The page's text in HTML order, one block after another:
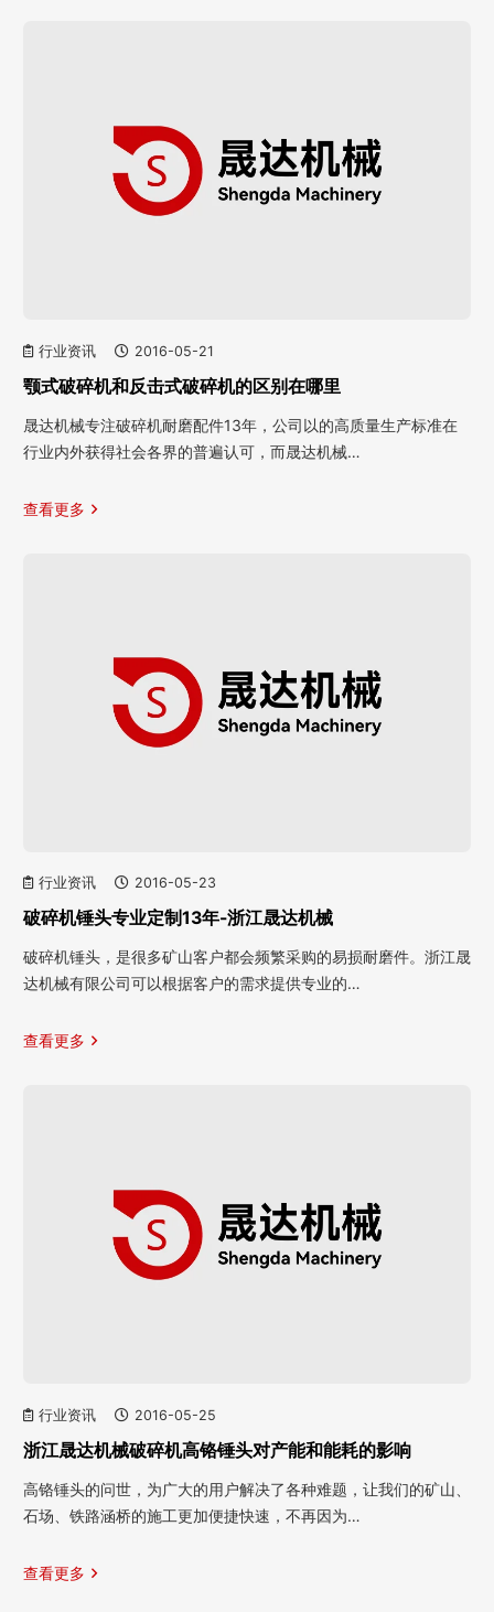
行业资讯 2016-05-21
颚式破碎机和反击式破碎机的区别在哪里
晟达机械专注破碎机耐磨配件13年，公司以的高质量生产标准在
行业内外获得社会各界的普遍认可，而晟达机械…
查看更多
行业资讯 2016-05-23
破碎机锤头专业定制13年-浙江晟达机械
破碎机锤头，是很多矿山客户都会频繁采购的易损耐磨件。浙江晟
达机械有限公司可以根据客户的需求提供专业的…
查看更多
行业资讯 2016-05-25
浙江晟达机械破碎机高铬锤头对产能和能耗的影响
高铬锤头的问世，为广大的用户解决了各种难题，让我们的矿山、
石场、铁路涵桥的施工更加便捷快速，不再因为…
查看更多